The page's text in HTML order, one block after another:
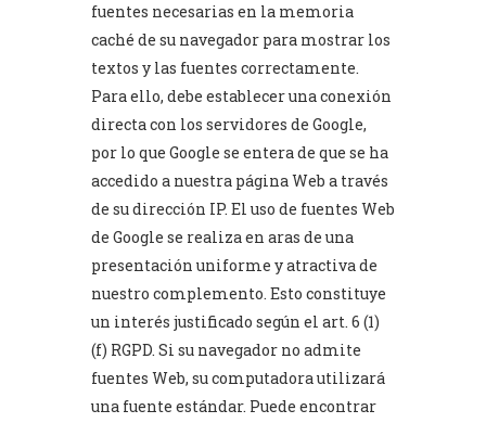
fuentes necesarias en la memoria
caché de su navegador para mostrar los
textos y las fuentes correctamente.
Para ello, debe establecer una conexión
directa con los servidores de Google,
por lo que Google se entera de que se ha
accedido a nuestra página Web a través
de su dirección IP. El uso de fuentes Web
de Google se realiza en aras de una
presentación uniforme y atractiva de
nuestro complemento. Esto constituye
un interés justificado según el art. 6 (1)
(f) RGPD. Si su navegador no admite
fuentes Web, su computadora utilizará
una fuente estándar. Puede encontrar